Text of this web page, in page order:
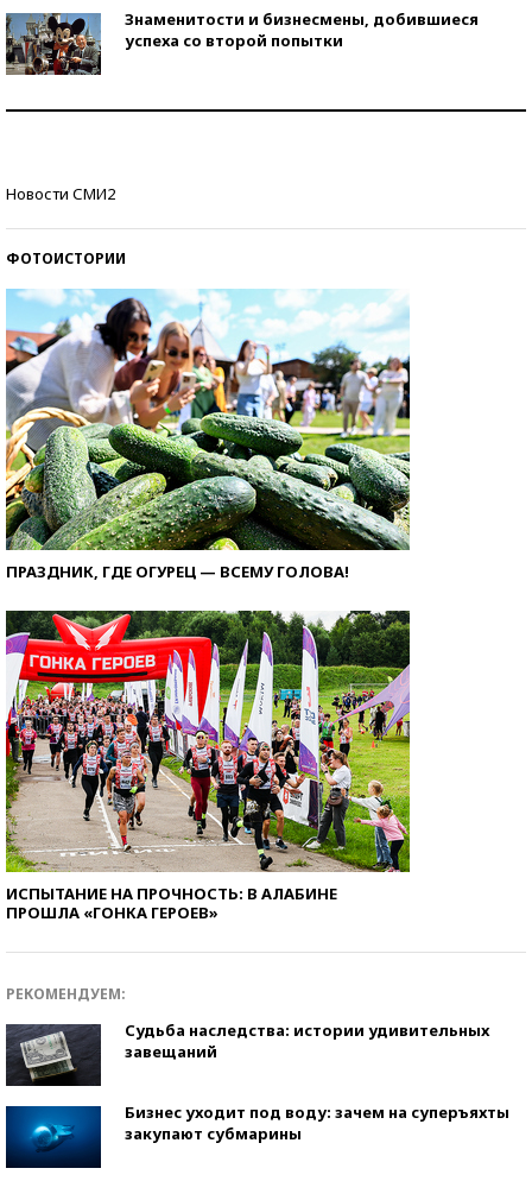
Знаменитости и бизнесмены, добившиеся
успеха со второй попытки
Новости СМИ2
ФОТОИСТОРИИ
ПРАЗДНИК, ГДЕ ОГУРЕЦ — ВСЕМУ ГОЛОВА!
ИСПЫТАНИЕ НА ПРОЧНОСТЬ: В АЛАБИНЕ
ПРОШЛА «ГОНКА ГЕРОЕВ»
РЕКОМЕНДУЕМ:
Судьба наследства: истории удивительных
завещаний
Бизнес уходит под воду: зачем на суперъяхты
закупают субмарины